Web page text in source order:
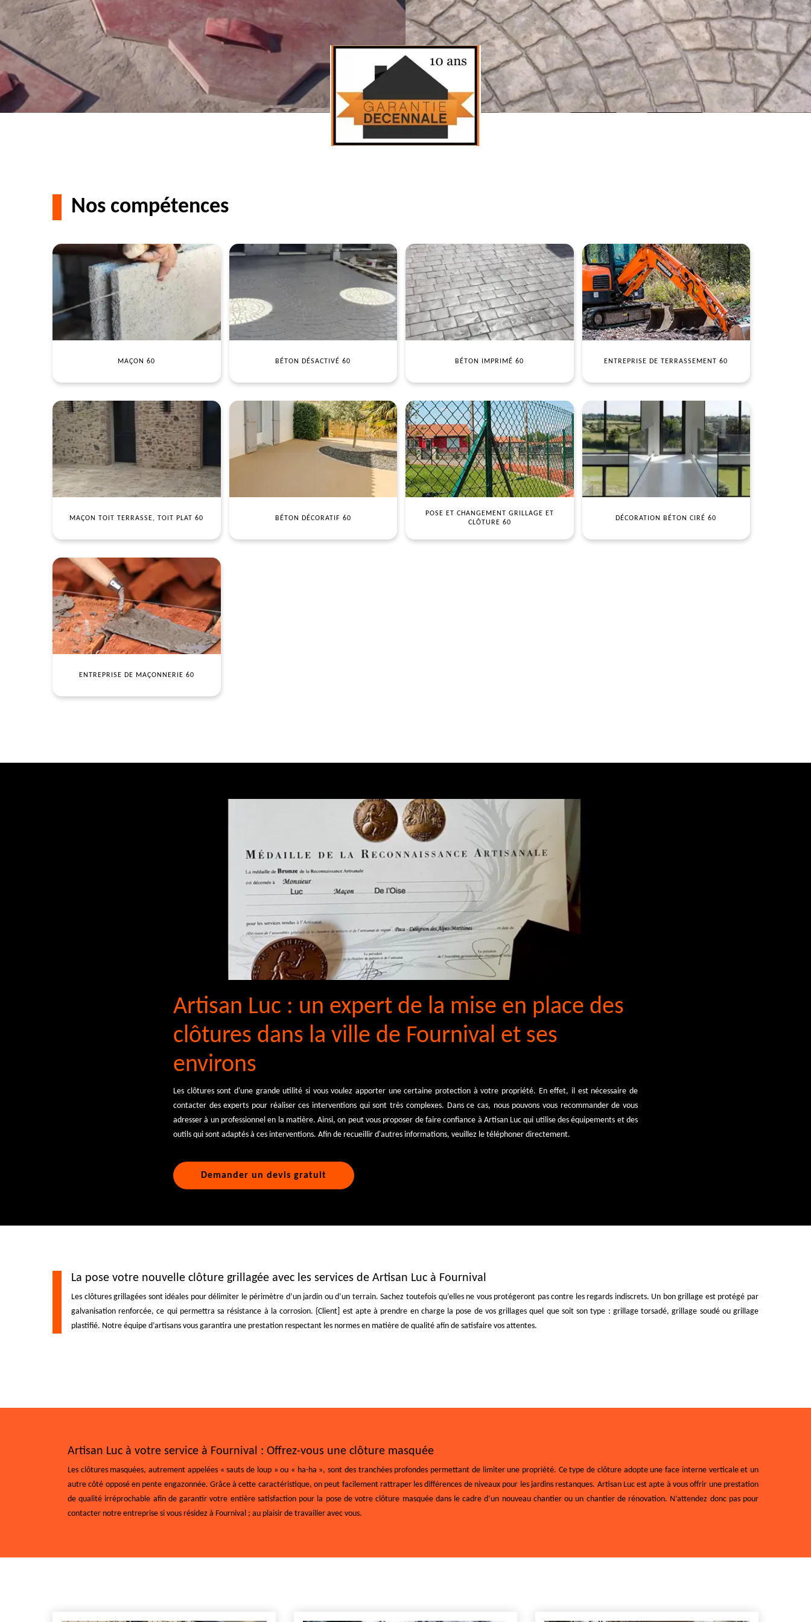
Nos compétences
MAÇON 60 BÉTON DÉSACTIVÉ 60 BÉTON IMPRIMÉ 60 ENTREPRISE DE TERRASSEMENT 60
MAÇON TOIT TERRASSE, TOIT PLAT 60 BÉTON DÉCORATIF 60
POSE ET CHANGEMENT GRILLAGE ET
CLÔTURE 60
DÉCORATION BÉTON CIRÉ 60
ENTREPRISE DE MAÇONNERIE 60
Artisan Luc : un expert de la mise en place des
clôtures dans la ville de Fournival et ses
environs
Les clôtures sont d'une grande utilité si vous voulez apporter une certaine protection à votre propriété. En effet, il est nécessaire de
contacter des experts pour réaliser ces interventions qui sont très complexes. Dans ce cas, nous pouvons vous recommander de vous
adresser à un professionnel en la matière. Ainsi, on peut vous proposer de faire confiance à Artisan Luc qui utilise des équipements et des
outils qui sont adaptés à ces interventions. Afin de recueillir d'autres informations, veuillez le téléphoner directement.
Demander un devis gratuit
La pose votre nouvelle clôture grillagée avec les services de Artisan Luc à Fournival
Les clôtures grillagées sont idéales pour délimiter le périmètre d’un jardin ou d’un terrain. Sachez toutefois qu’elles ne vous protégeront pas contre les regards indiscrets. Un bon grillage est protégé par
galvanisation renforcée, ce qui permettra sa résistance à la corrosion. {Client] est apte à prendre en charge la pose de vos grillages quel que soit son type : grillage torsadé, grillage soudé ou grillage
plastifié. Notre équipe d’artisans vous garantira une prestation respectant les normes en matière de qualité afin de satisfaire vos attentes.
Artisan Luc à votre service à Fournival : Offrez-vous une clôture masquée
Les clôtures masquées, autrement appelées « sauts de loup » ou « ha-ha », sont des tranchées profondes permettant de limiter une propriété. Ce type de clôture adopte une face interne verticale et un
autre côté opposé en pente engazonnée. Grâce à cette caractéristique, on peut facilement rattraper les différences de niveaux pour les jardins restanques. Artisan Luc est apte à vous offrir une prestation
de qualité irréprochable afin de garantir votre entière satisfaction pour la pose de votre clôture masquée dans le cadre d’un nouveau chantier ou un chantier de rénovation. N’attendez donc pas pour
contacter notre entreprise si vous résidez à Fournival ; au plaisir de travailler avec vous.